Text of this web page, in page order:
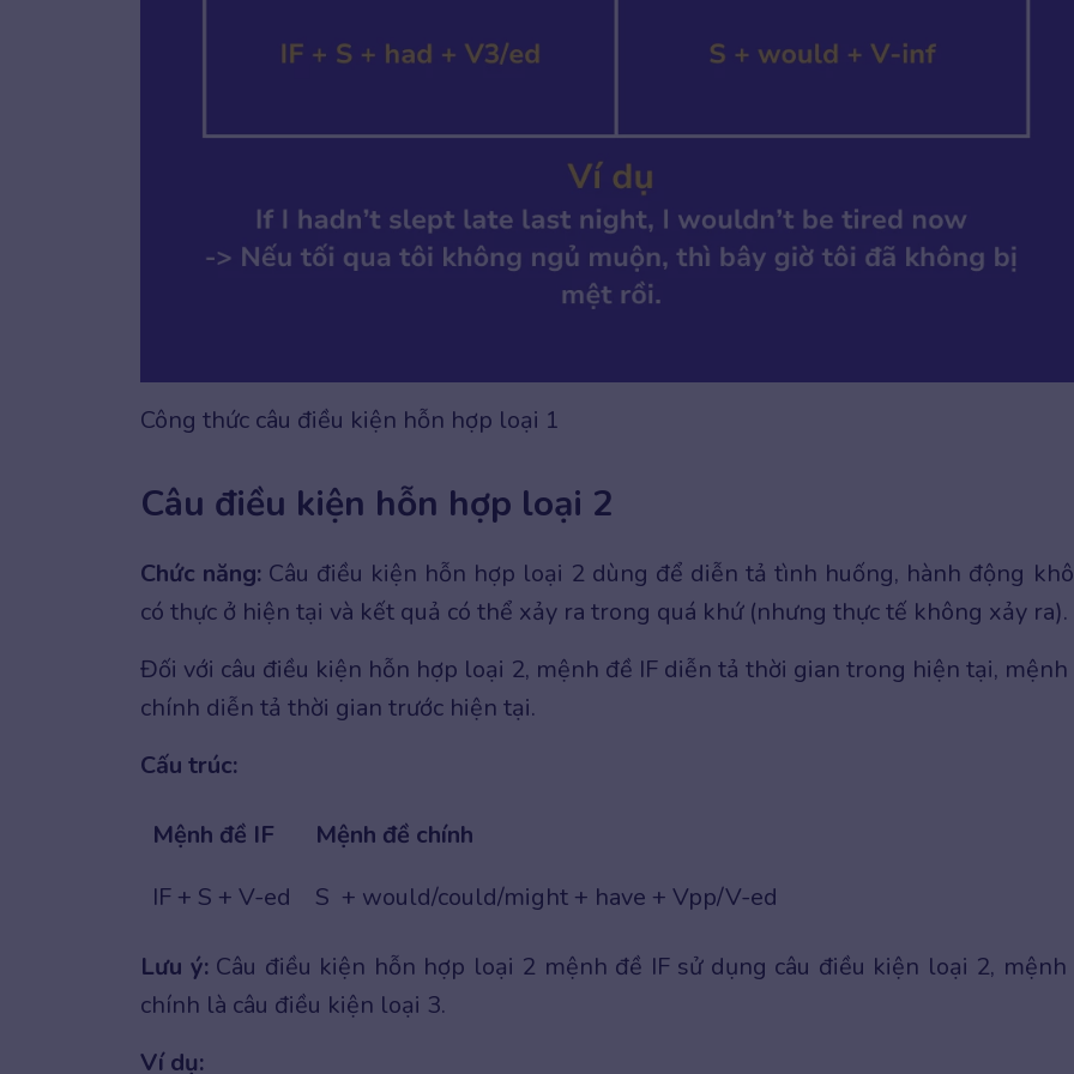
Công thức câu điều kiện hỗn hợp loại 1
Câu điều kiện hỗn hợp loại 2
Chức năng: Câu điều kiện hỗn hợp loại 2 dùng để diễn tả tình huống, hành động
có thực ở hiện tại và kết quả có thể xảy ra trong quá khứ (nhưng thực tế không xảy ra).
Đối với câu điều kiện hỗn hợp loại 2, mệnh đề IF diễn tả thời gian trong hiện tại, mệnh
chính diễn tả thời gian trước hiện tại.
Cấu trúc:
Mệnh đề IF
Mệnh đề chính
IF + S + V-ed
S + would/could/might + have + Vpp/V-ed
Lưu ý: Câu điều kiện hỗn hợp loại 2 mệnh đề IF sử dụng câu điều kiện loại 2, mệnh
chính là câu điều kiện loại 3.
Ví dụ: